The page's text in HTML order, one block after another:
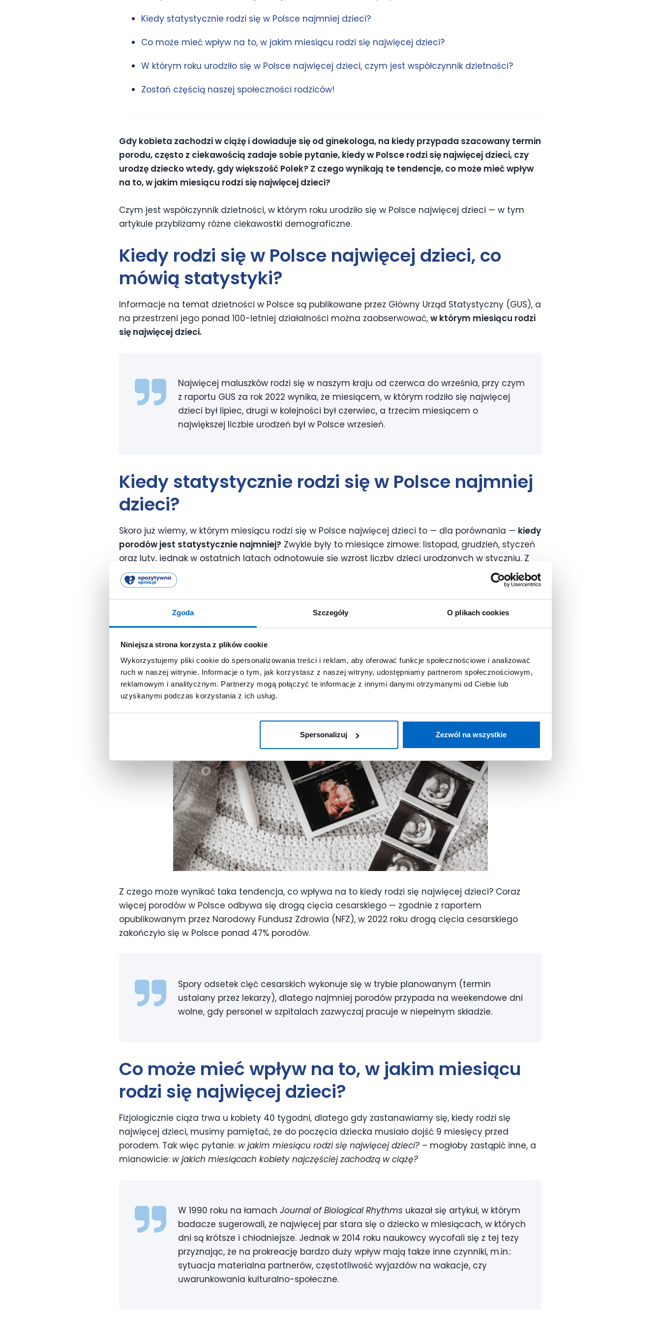
Zgoda Szczegóły O plikach cookies
Niniejsza strona korzysta z plików cookie
Wykorzystujemy pliki cookie do spersonalizowania treści i reklam, aby oferować funkcje społecznościowe i analizować
ruch w naszej witrynie. Informacje o tym, jak korzystasz z naszej witryny, udostępniamy partnerom społecznościowym,
reklamowym i analitycznym. Partnerzy mogą połączyć te informacje z innymi danymi otrzymanymi od Ciebie lub
uzyskanymi podczas korzystania z ich usług.
Spersonalizuj Zezwól na wszystkie
Kiedy statystycznie rodzi się w Polsce najmniej dzieci?
Co może mieć wpływ na to, w jakim miesiącu rodzi się najwięcej dzieci?
W którym roku urodziło się w Polsce najwięcej dzieci, czym jest współczynnik dzietności?
Zostań częścią naszej społeczności rodziców!
Gdy kobieta zachodzi w ciążę i dowiaduje się od ginekologa, na kiedy przypada szacowany termin
porodu, często z ciekawością zadaje sobie pytanie, kiedy w Polsce rodzi się najwięcej dzieci, czy
urodzę dziecko wtedy, gdy większość Polek? Z czego wynikają te tendencje, co może mieć wpływ
na to, w jakim miesiącu rodzi się najwięcej dzieci?
Czym jest współczynnik dzietności, w którym roku urodziło się w Polsce najwięcej dzieci — w tym
artykule przybliżamy różne ciekawostki demograficzne.
Kiedy rodzi się w Polsce najwięcej dzieci, co
mówią statystyki?
Informacje na temat dzietności w Polsce są publikowane przez Główny Urząd Statystyczny (GUS), a
na przestrzeni jego ponad 100-letniej działalności można zaobserwować, w którym miesiącu rodzi
się najwięcej dzieci.
Najwięcej maluszków rodzi się w naszym kraju od czerwca do września, przy czym
z raportu GUS za rok 2022 wynika, że miesiącem, w którym rodziło się najwięcej
dzieci był lipiec, drugi w kolejności był czerwiec, a trzecim miesiącem o
największej liczbie urodzeń był w Polsce wrzesień.
Kiedy statystycznie rodzi się w Polsce najmniej
dzieci?
Skoro już wiemy, w którym miesiącu rodzi się w Polsce najwięcej dzieci to — dla porównania — kiedy
porodów jest statystycznie najmniej? Zwykle były to miesiące zimowe: listopad, grudzień, styczeń
oraz luty, jednak w ostatnich latach odnotowuje się wzrost liczby dzieci urodzonych w styczniu. Z
raportu GUS za rok 2022 wynika, że najmniej dzieci urodziło się w listopadzie oraz w lutym.
Kiedy rodzi się najwięcej dzieci, czy są jakieś dni tygodnia, które noworodki szczególnie upodobały
sobie na moment narodzin? Z raportów publikowanych przez GUS w ostatnich latach wynika, że
statystycznie najwięcej porodów ma miejsce międzywtorkiem a czwartkiem,z kolei najmniej
dzieci rodzi się w weekendy.
Z czego może wynikać taka tendencja, co wpływa na to kiedy rodzi się najwięcej dzieci? Coraz
więcej porodów w Polsce odbywa się drogą cięcia cesarskiego — zgodnie z raportem
opublikowanym przez Narodowy Fundusz Zdrowia (NFZ), w 2022 roku drogą cięcia cesarskiego
zakończyło się w Polsce ponad 47% porodów.
Spory odsetek cięć cesarskich wykonuje się w trybie planowanym (termin
ustalany przez lekarzy), dlatego najmniej porodów przypada na weekendowe dni
wolne, gdy personel w szpitalach zazwyczaj pracuje w niepełnym składzie.
Co może mieć wpływ na to,w jakim miesiącu
rodzi się najwięcej dzieci?
Fizjologicznie ciąża trwa u kobiety 40 tygodni, dlatego gdy zastanawiamy się, kiedy rodzi się
najwięcej dzieci, musimy pamiętać, że do poczęcia dziecka musiało dojść 9 miesięcy przed
porodem. Tak więc pytanie: w jakim miesiącu rodzi się najwięcej dzieci? – mogłoby zastąpić inne, a
mianowicie: w jakich miesiącach kobiety najczęściej zachodzą w ciążę?
W 1990 roku na łamach Journal of Biological Rhythms ukazał się artykuł, w którym
badacze sugerowali, że najwięcej par stara się o dziecko w miesiącach, w których
dni są krótsze i chłodniejsze. Jednak w 2014 roku naukowcy wycofali się z tej tezy
przyznając, że na prokreację bardzo duży wpływ mają także inne czynniki, m.in.:
sytuacja materialna partnerów, częstotliwość wyjazdów na wakacje, czy
uwarunkowania kulturalno-społeczne.